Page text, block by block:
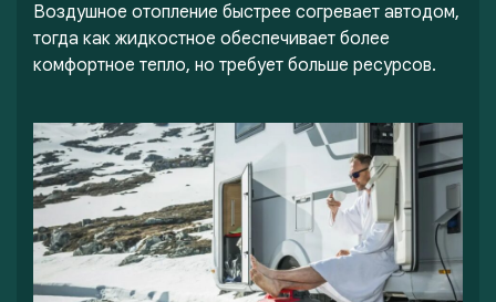
Воздушное отопление быстрее согревает автодом,
тогда как жидкостное обеспечивает более
комфортное тепло, но требует больше ресурсов.